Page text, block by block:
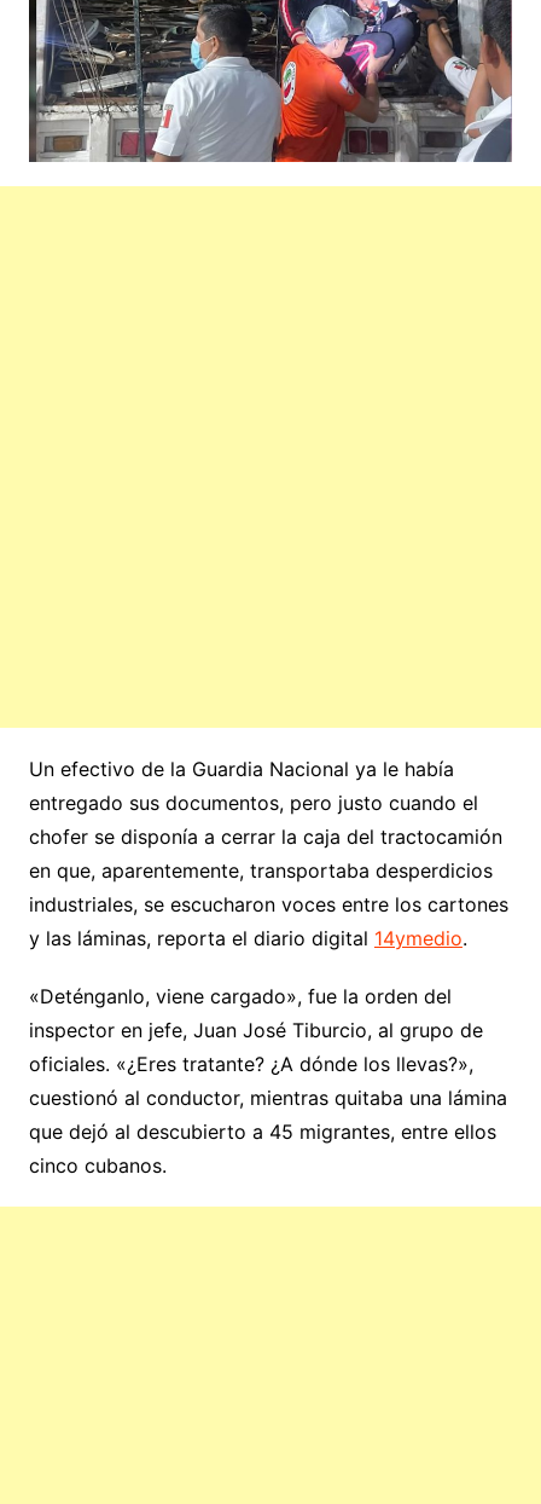
Un efectivo de la Guardia Nacional ya le había
entregado sus documentos, pero justo cuando el
chofer se disponía a cerrar la caja del tractocamión
en que, aparentemente, transportaba desperdicios
industriales, se escucharon voces entre los cartones
y las láminas, reporta el diario digital 14ymedio.
«Deténganlo, viene cargado», fue la orden del
inspector en jefe, Juan José Tiburcio, al grupo de
oficiales. «¿Eres tratante? ¿A dónde los llevas?»,
cuestionó al conductor, mientras quitaba una lámina
que dejó al descubierto a 45 migrantes, entre ellos
cinco cubanos.